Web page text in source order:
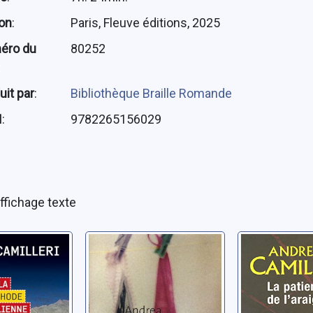
:
Paris, Fleuve éditions, 2025
du
80252
par:
Bibliothèque Braille Romande
: 9782265156029
texte
du
la
La pension Eva
Camilleri, Andrea
Une
patience
Camilleri,